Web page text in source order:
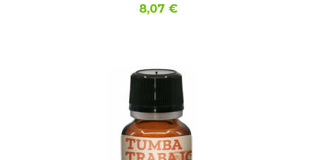
Precio
8,07 €